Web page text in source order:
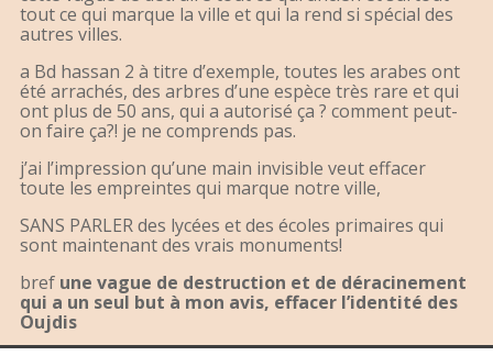
tout ce qui marque la ville et qui la rend si spécial des
autres villes.
a Bd hassan 2 à titre d’exemple, toutes les arabes ont
été arrachés, des arbres d’une espèce très rare et qui
ont plus de 50 ans, qui a autorisé ça ? comment peut-
on faire ça?! je ne comprends pas.
j’ai l’impression qu’une main invisible veut effacer
toute les empreintes qui marque notre ville,
SANS PARLER des lycées et des écoles primaires qui
sont maintenant des vrais monuments!
bref une vague de destruction et de déracinement
qui a un seul but à mon avis, effacer l’identité des
Oujdis